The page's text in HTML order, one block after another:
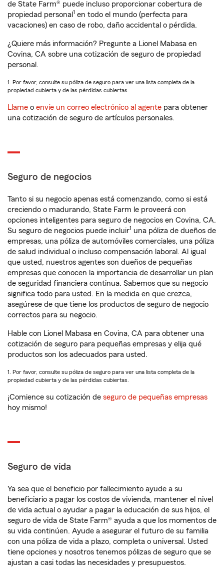
de State Farm® puede incluso proporcionar cobertura de
propiedad personal 1 en todo el mundo (perfecta para
vacaciones) en caso de robo, daño accidental o pérdida.
¿Quiere más información? Pregunte a Lionel Mabasa en
Covina, CA sobre una cotización de seguro de propiedad
personal.
1. Por favor, consulte su póliza de seguro para ver una lista completa de la
propiedad cubierta y de las pérdidas cubiertas.
Llame o envíe un correo electrónico al agente para obtener
una cotización de seguro de artículos personales.
Seguro de negocios
Tanto si su negocio apenas está comenzando, como si está
creciendo o madurando, State Farm le proveerá con
opciones inteligentes para seguro de negocios en Covina, CA.
Su seguro de negocios puede incluir1 una póliza de dueños de
empresas, una póliza de automóviles comerciales, una póliza
de salud individual o incluso compensación laboral. Al igual
que usted, nuestros agentes son dueños de pequeñas
empresas que conocen la importancia de desarrollar un plan
de seguridad financiera continua. Sabemos que su negocio
significa todo para usted. En la medida en que crezca,
asegúrese de que tiene los productos de seguro de negocio
correctos para su negocio.
Hable con Lionel Mabasa en Covina, CA para obtener una
cotización de seguro para pequeñas empresas y elija qué
productos son los adecuados para usted.
1. Por favor, consulte su póliza de seguro para ver una lista completa de la
propiedad cubierta y de las pérdidas cubiertas.
¡Comience su cotización de seguro de pequeñas empresas
hoy mismo!
Seguro de vida
Ya sea que el beneficio por fallecimiento ayude a su
beneficiario a pagar los costos de vivienda, mantener el nivel
de vida actual o ayudar a pagar la educación de sus hijos, el
seguro de vida de State Farm® ayuda a que los momentos de
su vida continúen. Ayude a asegurar el futuro de su familia
con una póliza de vida a plazo, completa o universal. Usted
tiene opciones y nosotros tenemos pólizas de seguro que se
ajustan a casi todas las necesidades y presupuestos.